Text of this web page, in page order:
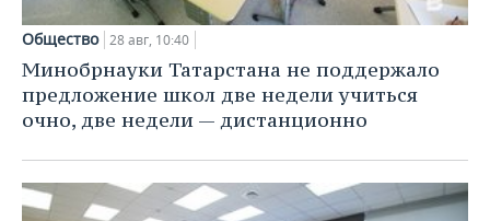
Общество 28 авг, 10:40
Минобрнауки Татарстана не поддержало
предложение школ две недели учиться
очно, две недели — дистанционно